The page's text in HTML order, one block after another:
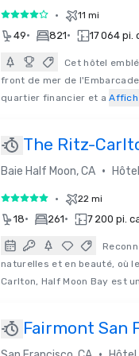
4 sur 5 • 11 mi
49• 821• 17 064 pi.
Cet hôtel
front de mer de
quartier financier et a
The Ritz-
Moon Bay
Baie Half Moon, CA •
5 sur 5 • 22 mi
18• 261• 7 200 pi.
naturelles et en beauté, où
Carlton, Half Moon Bay est
Fairmont San